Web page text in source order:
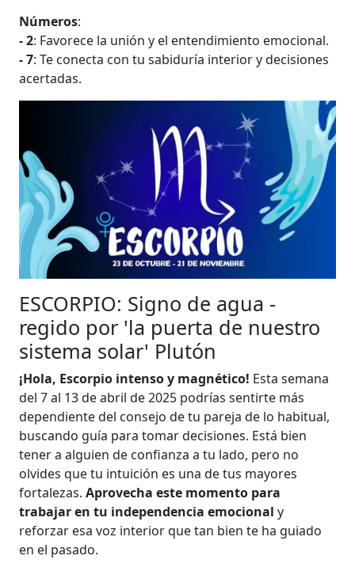
Números:
- 2: Favorece la unión y el entendimiento emocional.
- 7: Te conecta con tu sabiduría interior y decisiones
acertadas.
ESCORPIO: Signo de agua -
regido por 'la puerta de nuestro
sistema solar' Plutón
¡Hola, Escorpio intenso y magnético! Esta semana
del 7 al 13 de abril de 2025 podrías sentirte más
dependiente del consejo de tu pareja de lo habitual,
buscando guía para tomar decisiones. Está bien
tener a alguien de confianza a tu lado, pero no
olvides que tu intuición es una de tus mayores
fortalezas.Aprovecha este momento para
trabajar en tu independencia emocionaly
reforzar esa voz interior que tan bien te ha guiado
en el pasado.